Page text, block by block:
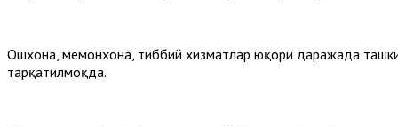
Ошхона, меҳмонхона, тиббий хизматлар юқори даражада
тарқатилмоқда.